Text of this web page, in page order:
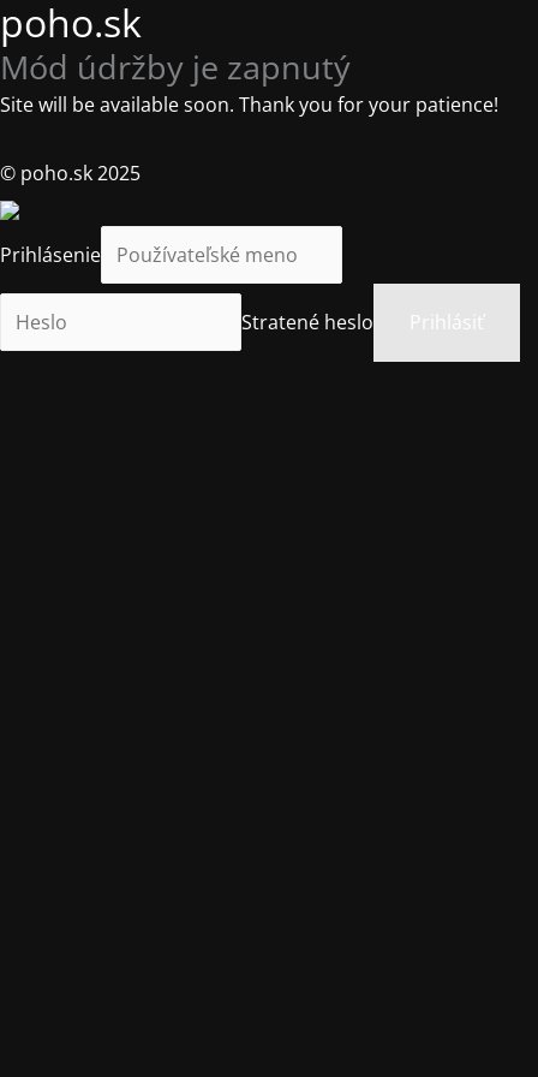
poho.sk
Mód údržby je zapnutý
Site will be available soon. Thank you for your patience!
© poho.sk 2025
Prihlásenie
Stratené heslo